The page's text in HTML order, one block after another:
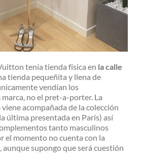
tenía tienda física en la calle
tienda pequeñita y llena de
vendían los
no el pret-a-porter. La
acompañada de la colección
última presentada en París) así
tanto masculinos
el momento no cuenta con la
aunque supongo que será cuestión